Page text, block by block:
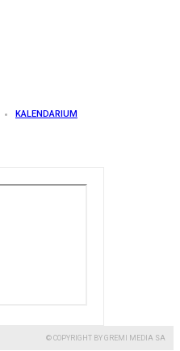
KALENDARIUM
© COPYRIGHT BY GREMI MEDIA SA